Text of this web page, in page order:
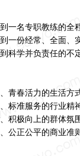
一名专职教练的全
一份经常、全面、
科学并负责任的不
青春活力的生活方
标准服务的行业精
积极向上的群体氛
公正公平的商业准则